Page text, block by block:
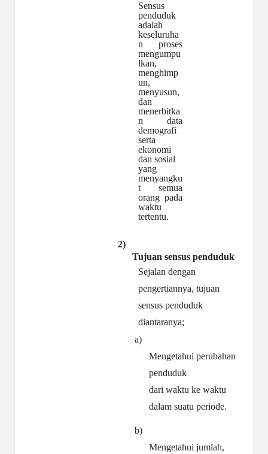
Sensus
penduduk
adalah
keseluruha
n proses
mengumpu
lkan,
menghimp
un,
menyusun,
dan
menerbitka
n data
demografi
serta
ekonomi
dan sosial
yang
menyangku
t semua
orang pada
waktu
tertentu.
2)
Tujuan sensus penduduk
Sejalan dengan
pengertiannya, tujuan
sensus penduduk
diantaranya;
a)
Mengetahui perubahan
penduduk
dari waktu ke waktu
dalam suatu periode.
b)
Mengetahui jumlah,